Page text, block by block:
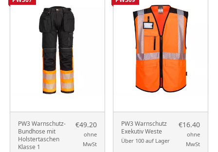
PW3 Warnschutz-
Bundhose mit
Holstertaschen
Klasse 1
€49.20
ohne
MwSt
PW3 Warnschutz
Exekutiv Weste
Über 100 auf Lager
€16.40
ohne
MwSt